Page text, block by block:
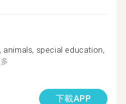
animals, special education,
下載APP